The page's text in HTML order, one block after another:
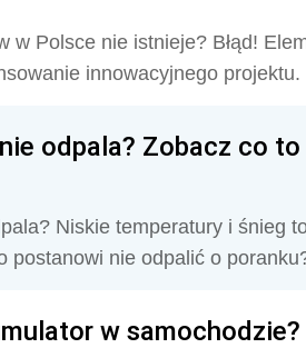
w Polsce nie istnieje? Błąd!
innowacyjnego projektu.
odpala? Zobacz co
Niskie temperatury i śnieg
postanowi nie odpalić o
w samochodzie?